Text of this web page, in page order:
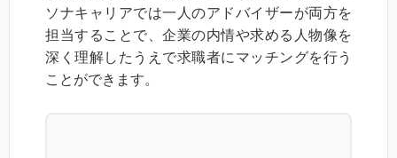
ソナキャリアでは一人のアドバイザーが両方を
担当することで、企業の内情や求める人物像を
深く理解したうえで求職者にマッチングを行う
ことができます。